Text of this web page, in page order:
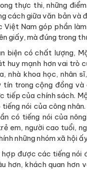
thực thi, những
cách giữa văn bản và
Nam góp phần
giấy, mà đúng trong
biện có chất lượng,
huy mạnh hơn vai trò
nhà khoa học, nhân
tín trong cộng đồng và
tiếp của chính sách.
nói của công
có tiếng nói của
em, người cao tuổi,
những nhóm xã hội
được các tiếng nói
hơn, khách quan hơn